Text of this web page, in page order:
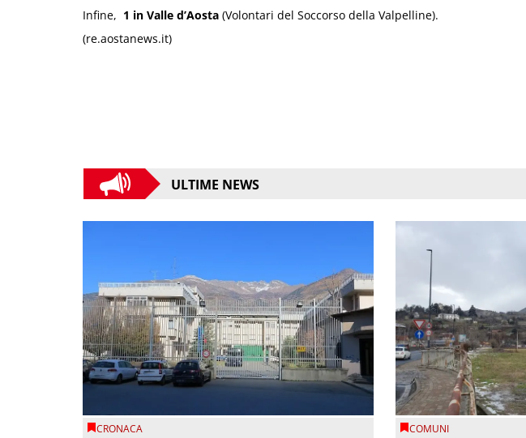
Infine, 1 in Valle d’Aosta (Volontari del Soccorso della Valpelline).
(re.aostanews.it)
ULTIME NEWS
CRONACA COMUNI